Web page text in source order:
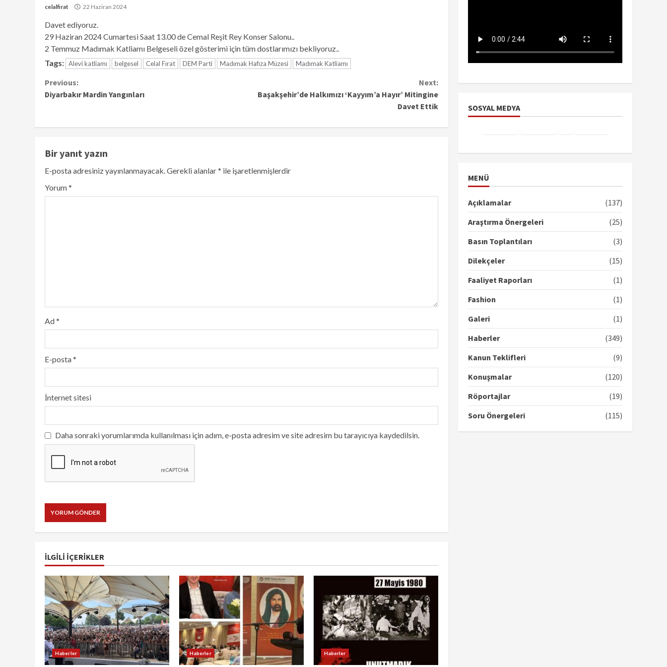
celalfirat 22 Haziran 2024
Davet ediyoruz.
29 Haziran 2024 Cumartesi Saat 13.00 de Cemal Reşit Rey Konser Salonu..
2 Temmuz Madımak Katliamı Belgeseli özel gösterimi için tüm dostlarımızı bekliyoruz..
Tags: Alevi katliamı belgesel Celal Fırat DEM Parti Madımak Hafıza Müzesi Madımak Katliamı
Continue
Reading
Previous:
Diyarbakır Mardin Yangınları
Next:
Başakşehir’de Halkımızı ‘Kayyım’a Hayır’ Mitingine
Davet Ettik
Bir yanıt yazın
E-posta adresiniz yayınlanmayacak.Gerekli alanlar* ile işaretlenmişlerdir
Yorum*
Ad*
E-posta*
İnternet sitesi
Daha sonraki yorumlarımda kullanılması için adım, e-posta adresim ve site adresim bu tarayıcıya kaydedilsin.
İLGILI IÇERIKLER
Haberler Haberler Haberler
SOSYAL MEDYA
MENÜ
Açıklamalar
(137)
Araştırma Önergeleri
(25)
Basın Toplantıları
(3)
Dilekçeler
(15)
Faaliyet Raporları
(1)
Fashion
(1)
Galeri
(1)
Haberler
(349)
Kanun Teklifleri
(9)
Konuşmalar
(120)
Röportajlar
(19)
Soru Önergeleri
(115)